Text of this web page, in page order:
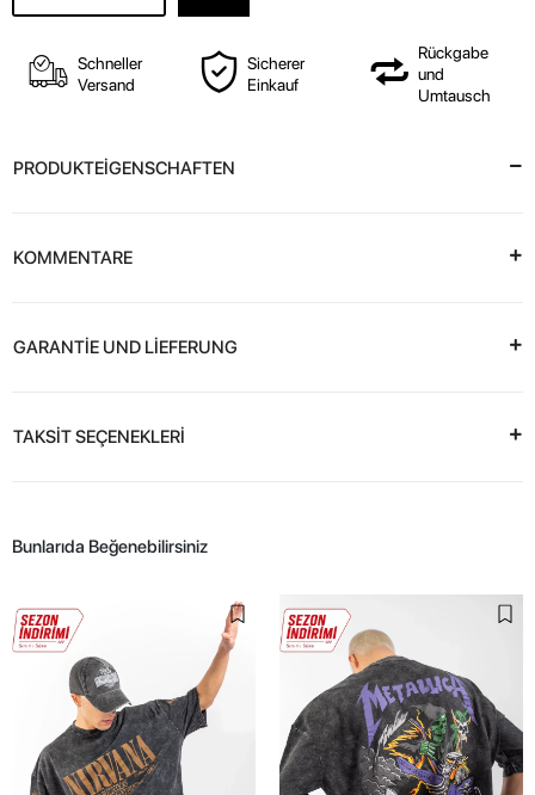
Schneller
Versand
Sicherer
Einkauf
Rückgabe
und
Umtausch
PRODUKTEİGENSCHAFTEN
KOMMENTARE
GARANTİE UND LİEFERUNG
TAKSİT SEÇENEKLERİ
Bunlarıda Beğenebilirsiniz